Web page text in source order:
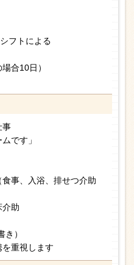
フトによる
合10日）
事
です」
食事、入浴、排せつ介助
介助
）
重視します